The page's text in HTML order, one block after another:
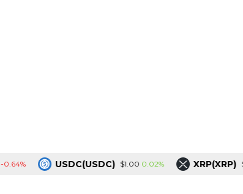
USDC(USDC) $1.00 0.02% XRP(XRP) $1.03